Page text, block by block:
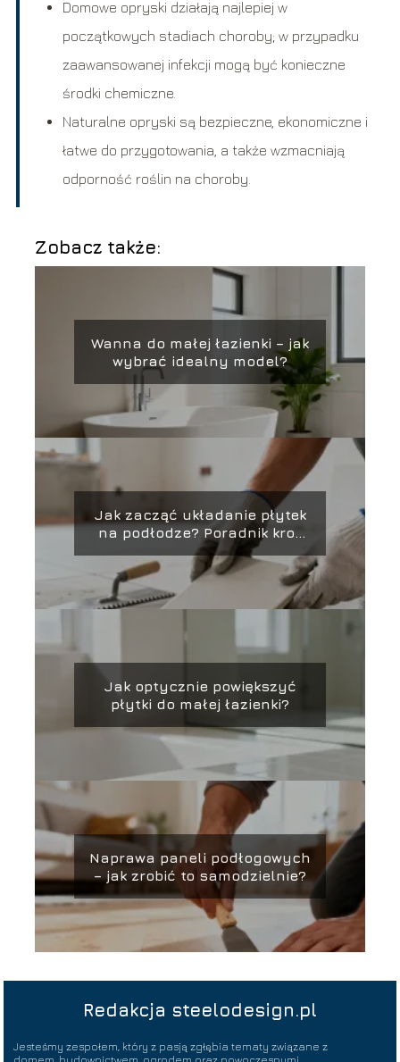
Domowe opryski działają najlepiej w
początkowych stadiach choroby; w przypadku
zaawansowanej infekcji mogą być konieczne
środki chemiczne.
Naturalne opryski są bezpieczne, ekonomiczne i
łatwe do przygotowania, a także wzmacniają
odporność roślin na choroby.
Zobacz także:
Wanna do małej łazienki – jak
wybrać idealny model?
Jak zacząć układanie płytek
na podłodze? Poradnik krok
po kroku
Jak optycznie powiększyć
płytki do małej łazienki?
Naprawa paneli podłogowych
– jak zrobić to samodzielnie?
Redakcja steelodesign.pl
Jesteśmy zespołem, który z pasją zgłębia tematy związane z